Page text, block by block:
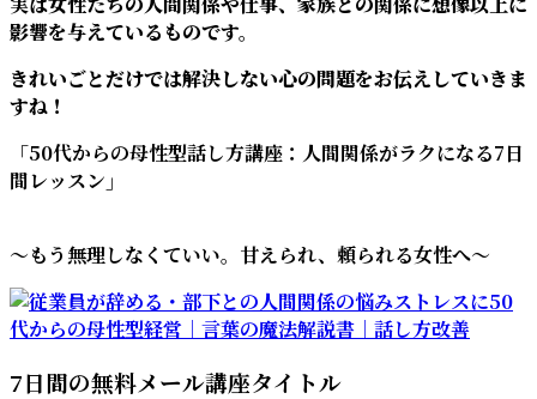
影響を与えているものです。
きれいごとだけでは解決しない心の問題をお伝えしていきま
すね！
「50代からの母性型話し方講座：人間関係がラクになる7日
間レッスン」
～もう無理しなくていい。甘えられ、頼られる女性へ～
7日間の無料メール講座タイトル